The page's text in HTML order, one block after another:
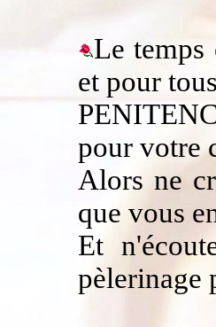
Le temps
et pour
pour votre
Alors ne
que vous
Et
pèlerinage